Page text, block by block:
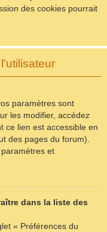
des cookies pourrait
paramètres sont
les modifier, accédez
ce lien est accessible en
des pages du forum).
et
dans la liste des
« Préférences du